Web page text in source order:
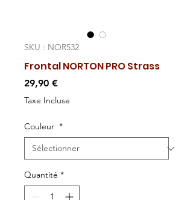
SKU : NOR532
Frontal NORTON PRO Strass
29,90 €Prix
Taxe Incluse
Couleur *
Quantité *